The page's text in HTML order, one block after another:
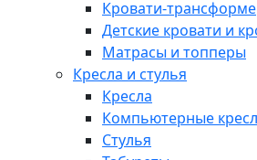
Кровати-
Детские кровати и
Матрасы и топперы
Кресла и стулья
Кресла
Компьютерные
Стулья